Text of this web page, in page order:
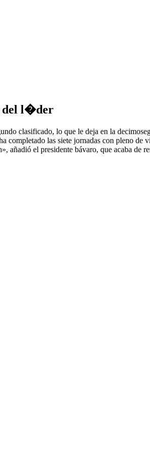
del l�der
clasificado, lo que le deja en la
las siete jornadas con pleno de
el presidente bávaro, que acaba de